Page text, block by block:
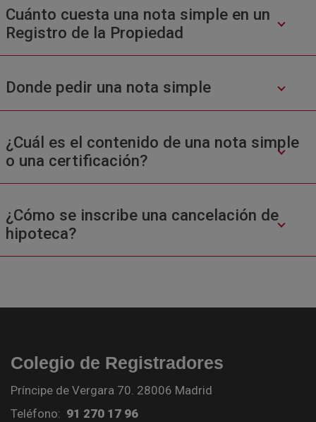
Cuánto cuesta una nota simple en un
Registro de la Propiedad
Donde pedir una nota simple
¿Cuál es el contenido de una nota simple
o una certificación?
¿Cómo se inscribe una cancelación de
hipoteca?
Colegio de Registradores
Príncipe de Vergara 70. 28006 Madrid
Teléfono: 91 270 17 96